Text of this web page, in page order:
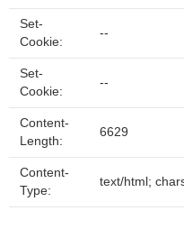
Set-
Cookie:
--
Set-
Cookie:
--
Content-
Length:
6629
Content-
Type:
text/html;